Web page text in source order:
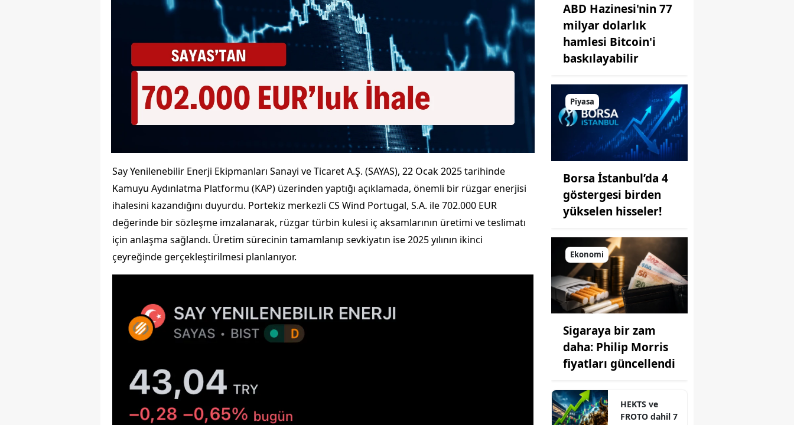
Say Yenilenebilir Enerji Ekipmanları Sanayi ve Ticaret A.Ş. (SAYAS), 22 Ocak 2025 tarihinde
Kamuyu Aydınlatma Platformu (KAP) üzerinden yaptığı açıklamada, önemli bir rüzgar enerjisi
ihalesini kazandığını duyurdu. Portekiz merkezli CS Wind Portugal, S.A. ile 702.000 EUR
değerinde bir sözleşme imzalanarak, rüzgar türbin kulesi iç aksamlarının üretimi ve teslimatı
için anlaşma sağlandı. Üretim sürecinin tamamlanıp sevkiyatın ise 2025 yılının ikinci
çeyreğinde gerçekleştirilmesi planlanıyor.
ABD Hazinesi'nin 77
milyar dolarlık
hamlesi Bitcoin'i
baskılayabilir
Piyasa
Borsa İstanbul’da 4
göstergesi birden
yükselen hisseler!
Ekonomi
Sigaraya bir zam
daha: Philip Morris
fiyatları güncellendi
HEKTS ve
FROTO dahil 7